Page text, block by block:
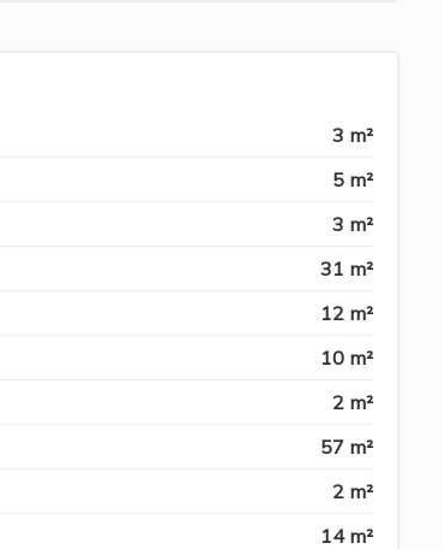
3 m²
5 m²
3 m²
31 m²
12 m²
10 m²
2 m²
57 m²
2 m²
14 m²